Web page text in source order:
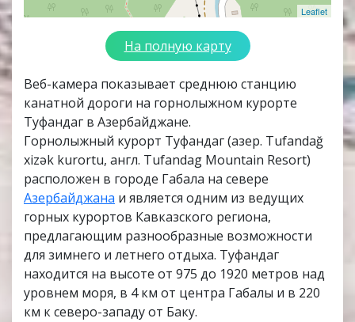
Leaflet
На полную карту
Веб-камера показывает среднюю станцию
канатной дороги на горнолыжном курорте
Туфандаг в Азербайджане.
Горнолыжный курорт Туфандаг (азер. Tufandağ
xizək kurortu, англ. Tufandag Mountain Resort)
расположен в городе Габала на севере
Азербайджана и является одним из ведущих
горных курортов Кавказского региона,
предлагающим разнообразные возможности
для зимнего и летнего отдыха. Туфандаг
находится на высоте от 975 до 1920 метров над
уровнем моря, в 4 км от центра Габалы и в 220
км к северо-западу от Баку.